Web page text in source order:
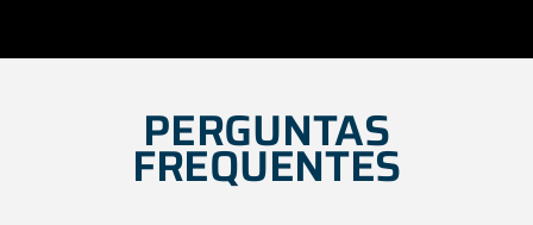
PERGUNTAS
FREQUENTES